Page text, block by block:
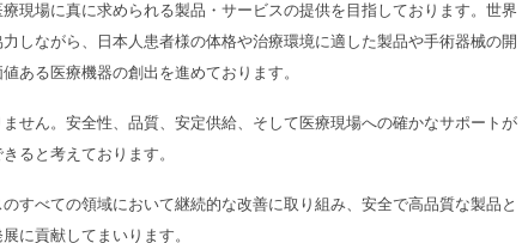
現場に真に求められる製品・サービスの提供を目指しております。世界
しながら、日本人患者様の体格や治療環境に適した製品や手術器械の開
ある医療機器の創出を進めております。
せん。安全性、品質、安定供給、そして医療現場への確かなサポートが
ると考えております。
すべての領域において継続的な改善に取り組み、安全で高品質な製品と
に貢献してまいります。